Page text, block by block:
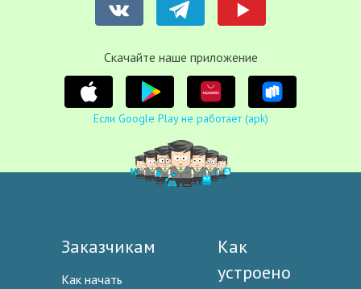
Cкачайте наше приложение
Если Google Play не работает (apk)
Заказчикам
Как начать
Как
устроено